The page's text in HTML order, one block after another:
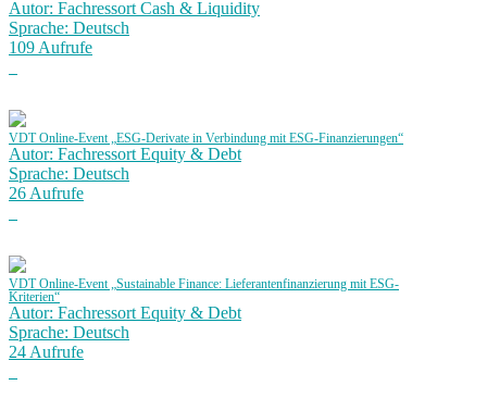
Autor: Fachressort Cash & Liquidity
Sprache: Deutsch
109 Aufrufe
VDT Online-Event „ESG-Derivate in Verbindung mit ESG-Finanzierungen“
Autor: Fachressort Equity & Debt
Sprache: Deutsch
26 Aufrufe
VDT Online-Event „Sustainable Finance: Lieferantenfinanzierung mit ESG-
Kriterien“
Autor: Fachressort Equity & Debt
Sprache: Deutsch
24 Aufrufe